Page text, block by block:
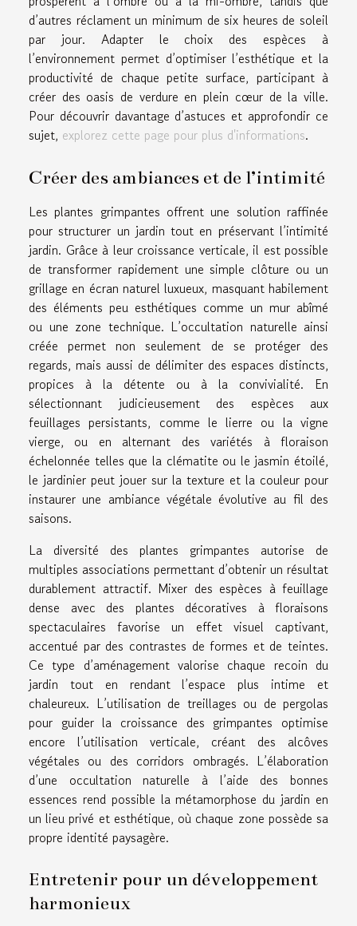
d’autres réclament un minimum de six heures de soleil
par jour. Adapter le choix des espèces à
l’environnement permet d’optimiser l’esthétique et la
productivité de chaque petite surface, participant à
créer des oasis de verdure en plein cœur de la ville.
Pour découvrir davantage d’astuces et approfondir ce
sujet, explorez cette page pour plus d'informations.
Créer des ambiances et de l’intimité
Les plantes grimpantes offrent une solution raffinée
pour structurer un jardin tout en préservant l’intimité
jardin. Grâce à leur croissance verticale, il est possible
de transformer rapidement une simple clôture ou un
grillage en écran naturel luxueux, masquant habilement
des éléments peu esthétiques comme un mur abîmé
ou une zone technique. L’occultation naturelle ainsi
créée permet non seulement de se protéger des
regards, mais aussi de délimiter des espaces distincts,
propices à la détente ou à la convivialité. En
sélectionnant judicieusement des espèces aux
feuillages persistants, comme le lierre ou la vigne
vierge, ou en alternant des variétés à floraison
échelonnée telles que la clématite ou le jasmin étoilé,
le jardinier peut jouer sur la texture et la couleur pour
instaurer une ambiance végétale évolutive au fil des
saisons.
La diversité des plantes grimpantes autorise de
multiples associations permettant d’obtenir un résultat
durablement attractif. Mixer des espèces à feuillage
dense avec des plantes décoratives à floraisons
spectaculaires favorise un effet visuel captivant,
accentué par des contrastes de formes et de teintes.
Ce type d’aménagement valorise chaque recoin du
jardin tout en rendant l’espace plus intime et
chaleureux. L’utilisation de treillages ou de pergolas
pour guider la croissance des grimpantes optimise
encore l’utilisation verticale, créant des alcôves
végétales ou des corridors ombragés. L’élaboration
d’une occultation naturelle à l’aide des bonnes
essences rend possible la métamorphose du jardin en
un lieu privé et esthétique, où chaque zone possède sa
propre identité paysagère.
Entretenir pour un développement
harmonieux